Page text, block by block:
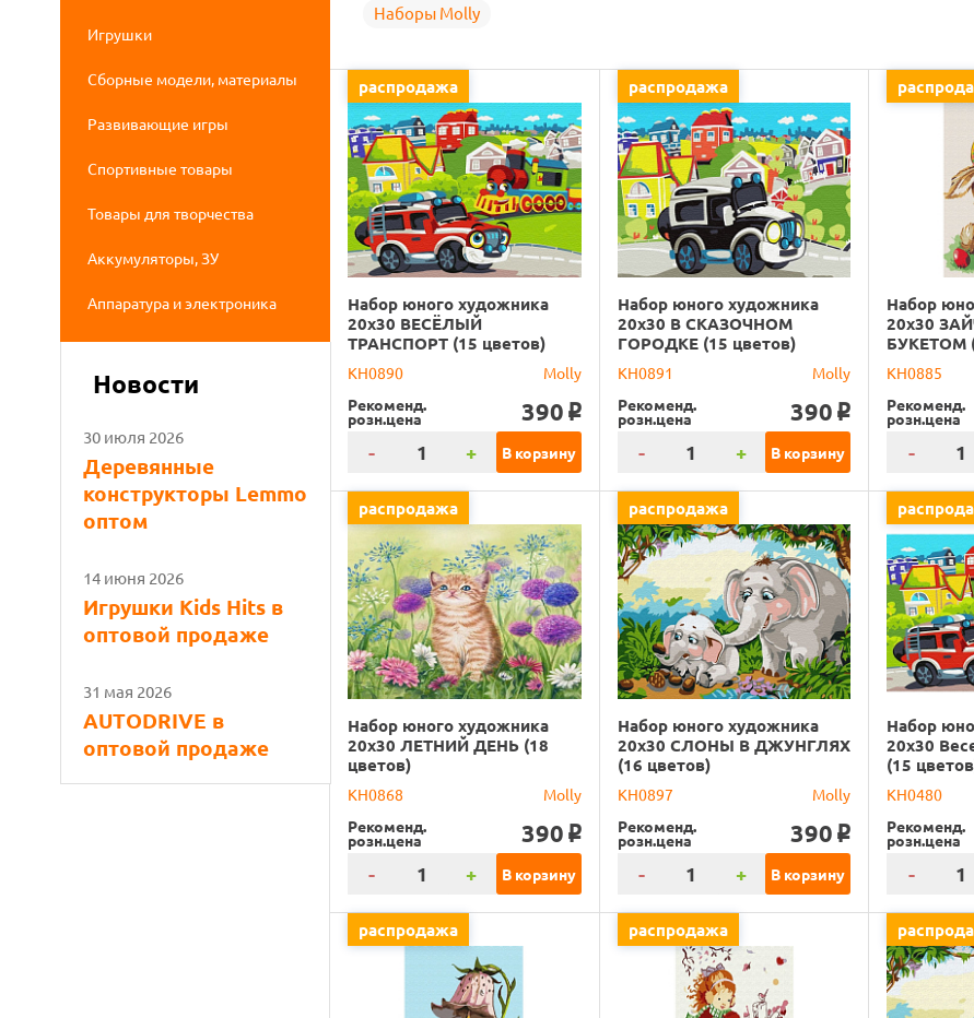
Игрушки
Сборные модели, материалы
Развивающие игры
Спортивные товары
Товары для творчества
Аккумуляторы, ЗУ
Аппаратура и электроника
Новости
30 июля 2026
Деревянные
конструкторы Lemmo
оптом
14 июня 2026
Игрушки Kids Hits в
оптовой продаже
31 мая 2026
AUTODRIVE в
оптовой продаже
Наборы Molly
распродажа
Набор юного художника
20х30 ВЕСЁЛЫЙ
ТРАНСПОРТ (15 цветов)
KH0890
Molly
Рекоменд.
розн.цена 390 o
- + В корзину
распродажа
Набор юного художника
20х30 В СКАЗОЧНОМ
ГОРОДКЕ (15 цветов)
KH0891
Molly
Рекоменд.
розн.цена 390 o
- + В корзину
Набор
20х30
БУКЕТОМ
KH0885
Рекоменд.
розн.цена
-
распродажа
Набор юного художника
20х30 ЛЕТНИЙ ДЕНЬ (18
цветов)
KH0868
Molly
Рекоменд.
розн.цена 390 o
- + В корзину
распродажа
Набор юного художника
20х30 СЛОНЫ В ДЖУНГЛЯХ
(16 цветов)
KH0897
Molly
Рекоменд.
розн.цена 390 o
- + В корзину
Набор
20х30
(15
KH0480
Рекоменд.
розн.цена
-
распродажа распродажа